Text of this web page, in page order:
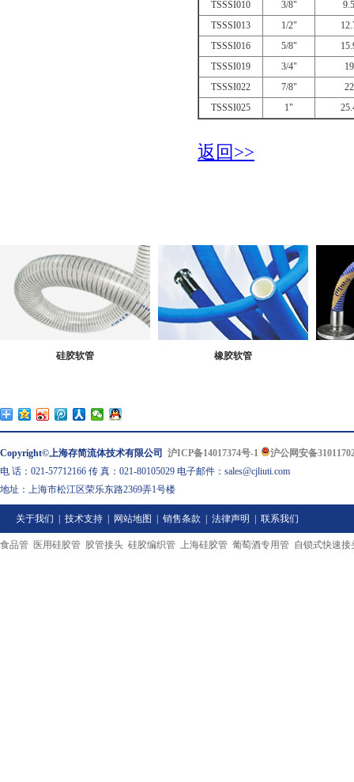
TSSSI010
3/8"
9.5
TSSSI013
1/2"
TSSSI016
5/8"
TSSSI019
3/4"
19
TSSSI022
7/8"
22
TSSSI025
1"
返回>>
硅胶软管 橡胶软管
Copyright©上海存简流体技术有限公司 沪ICP备14017374号-1
沪公网安备
电 话：021-57712166 传 真：021-80105029 电子邮件：sales@cjliuti.com
地址：上海市松江区荣乐东路2369弄1号楼
关于我们 技术支持 网站地图 销售条款 法律声明 联系我们
食品管 医用硅胶管 胶管接头 硅胶编织管 上海硅胶管 葡萄酒专用管 自锁式快速接